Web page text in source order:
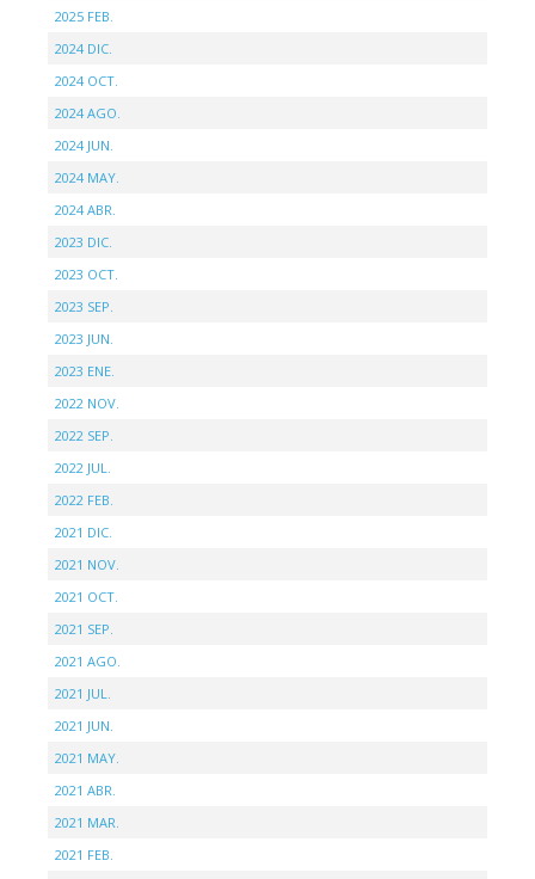
2025 FEB.
2024 DIC.
2024 OCT.
2024 AGO.
2024 JUN.
2024 MAY.
2024 ABR.
2023 DIC.
2023 OCT.
2023 SEP.
2023 JUN.
2023 ENE.
2022 NOV.
2022 SEP.
2022 JUL.
2022 FEB.
2021 DIC.
2021 NOV.
2021 OCT.
2021 SEP.
2021 AGO.
2021 JUL.
2021 JUN.
2021 MAY.
2021 ABR.
2021 MAR.
2021 FEB.